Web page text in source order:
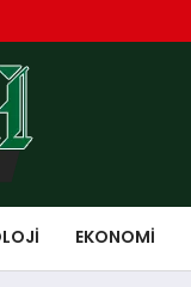
EKONOMI